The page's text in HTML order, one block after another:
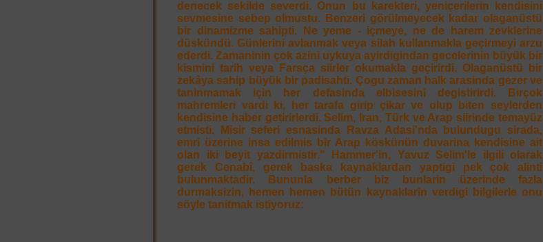
denecek sekilde severdi. Onun bu karekteri, yeniçerilerin kendisini
sevmesine sebep olmustu. Benzeri görülmeyecek kadar olaganüstü
bir dinamizme sahipti. Ne yeme - içmeye, ne de harem zevklerine
düskündü. Günlerini avlanmak veya silah kullanmakla geçirmeyi arzu
ederdi. Zamaninin çok azini uykuya ayirdigindan gecelerinin büyük bir
kismini tarih veya Farsça siirler okumakla geçirirdi. Olaganüstü bir
zekâya sahip büyük bir padisahti. Çogu zaman halk arasinda gezer ve
taninmamak için her defasinda elbisesini degistirirdi. Birçok
mahremleri vardi ki, her tarafa girip çikar ve olup biten seylerden
kendisine haber getirirlerdi. Selim, Iran, Türk ve Arap siirinde temayüz
etmisti. Misir seferi esnasinda Ravza Adasi'nda bulundugu sirada,
emri üzerine insa edilmis bir Arap köskünün duvarina kendisine ait
olan iki beyit yazdirmistir." Hammer'in, Yavuz Selim'le ilgili olarak
gerek Cenabî, gerek baska kaynaklardan yaptigi pek çok alinti
bulunmaktadir. Bununla berber biz bunlarin üzerinde fazla
durmaksizin, hemen hemen bütün kaynaklarin verdigi bilgilerle onu
söyle tanitmak istiyoruz: